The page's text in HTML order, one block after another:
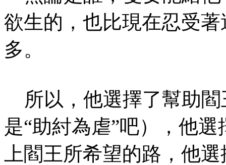
欲生的，也比現在忍受
多。
所以，他選擇了幫助閻
是“助紂為虐”吧），他
上閻王所希望的路，他